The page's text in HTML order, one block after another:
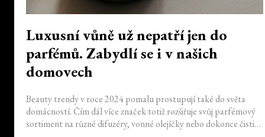
Luxusní vůně už nepatří jen do
parfémů. Zabydlí se i v našich
domovech
Beauty trendy v roce 2024 pomalu prostupují také do světa
domácností. Čím dál více značek totiž rozšiřuje svůj parfémový
sortiment na různé difuzéry, vonné olejíčky nebo dokonce čisticí